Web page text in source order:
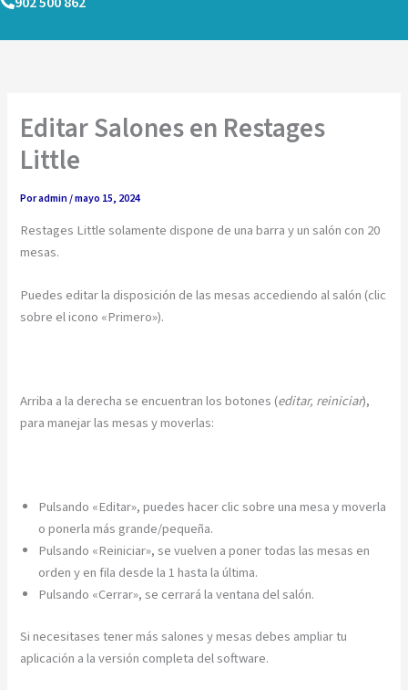
Ir
Editar Salones en Restages
Little
Poradmin/mayo 15, 2024
Restages Little solamente dispone de una barra y un salón con 20
mesas.
Puedes editar la disposición de las mesas accediendo al salón (clic
sobre el icono «Primero»).
Arriba a la derecha se encuentran los botones (editar, reiniciar),
para manejar las mesas y moverlas:
Pulsando «Editar», puedes hacer clic sobre una mesa y moverla
o ponerla más grande/pequeña.
Pulsando «Reiniciar», se vuelven a poner todas las mesas en
orden y en fila desde la 1 hasta la última.
Pulsando «Cerrar», se cerrará la ventana del salón.
Si necesitases tener más salones y mesas debes ampliar tu
aplicación a la versión completa del software.